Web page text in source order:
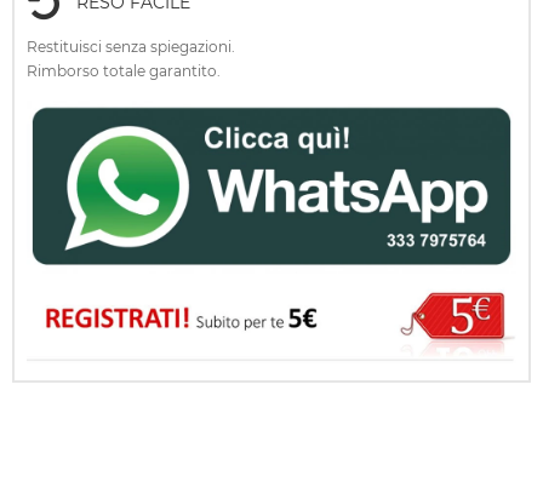
Restituisci senza spiegazioni.
Rimborso totale garantito.